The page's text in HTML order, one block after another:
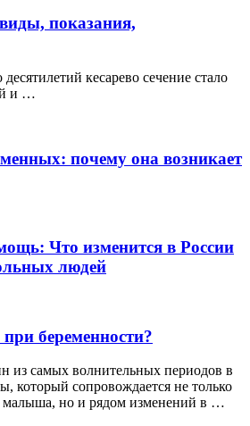
показания,
кесарево сечение стало
и …
почему она возникает
Что изменится в России
людей
беременности?
из самых волнительных периодов в
сопровождается не только
малыша, но и рядом изменений в …